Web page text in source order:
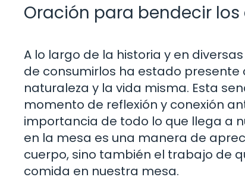
Oración para bendecir
A lo largo de la historia y en
de consumirlos ha estado
naturaleza y la vida misma. Esta
momento de reflexión y conexión
importancia de todo lo que llega a
en la mesa es una manera de
cuerpo, sino también el trabajo de
comida en nuestra mesa.